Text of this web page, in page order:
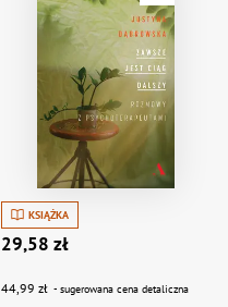
KSIĄŻKA
29,58 zł
44,99 zł - sugerowana cena detaliczna